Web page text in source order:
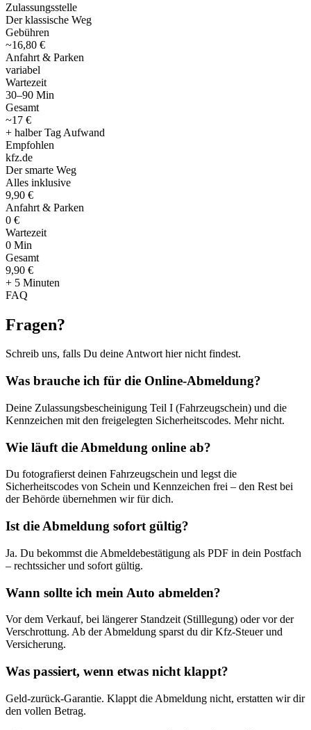
Zulassungsstelle
Der klassische Weg
Gebühren
~16,80 €
Anfahrt & Parken
variabel
Wartezeit
30–90 Min
Gesamt
~17 €
+ halber Tag Aufwand
Empfohlen
kfz.de
Der smarte Weg
Alles inklusive
9,90 €
Anfahrt & Parken
0 €
Wartezeit
0 Min
Gesamt
9,90 €
+ 5 Minuten
FAQ
Fragen?
Schreib uns, falls Du deine Antwort hier nicht findest.
Was brauche ich für die Online-Abmeldung?
Deine Zulassungsbescheinigung Teil I (Fahrzeugschein) und die
Kennzeichen mit den freigelegten Sicherheitscodes. Mehr nicht.
Wie läuft die Abmeldung online ab?
Du fotografierst deinen Fahrzeugschein und legst die
Sicherheitscodes von Schein und Kennzeichen frei – den Rest bei
der Behörde übernehmen wir für dich.
Ist die Abmeldung sofort gültig?
Ja. Du bekommst die Abmeldebestätigung als PDF in dein Postfach
– rechtssicher und sofort gültig.
Wann sollte ich mein Auto abmelden?
Vor dem Verkauf, bei längerer Standzeit (Stilllegung) oder vor der
Verschrottung. Ab der Abmeldung sparst du dir Kfz-Steuer und
Versicherung.
Was passiert, wenn etwas nicht klappt?
Geld-zurück-Garantie. Klappt die Abmeldung nicht, erstatten wir dir
den vollen Betrag.